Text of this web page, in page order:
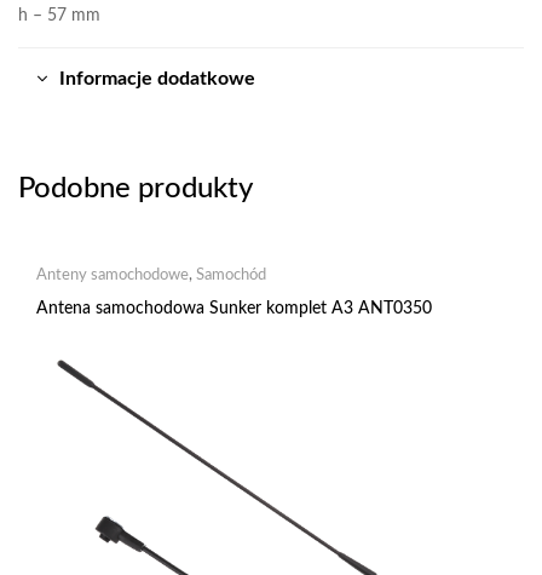
h – 57 mm
Informacje dodatkowe
Podobne produkty
Anteny samochodowe, Samochód
Antena samochodowa Sunker komplet A3 ANT0350